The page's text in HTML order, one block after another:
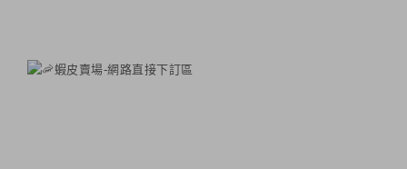
蝦皮賣場-網路直接下訂區